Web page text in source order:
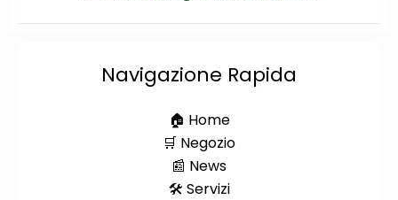
Navigazione Rapida
🏠 Home
🛒 Negozio
📰 News
🛠️ Servizi